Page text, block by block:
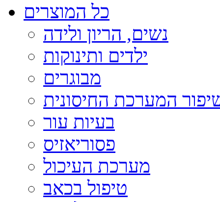
כל המוצרים
נשים, הריון ולידה
ילדים ותינוקות
מבוגרים
המערכת החיסונית
בעיות עור
פסוריאזיס
מערכת העיכול
טיפול בכאב